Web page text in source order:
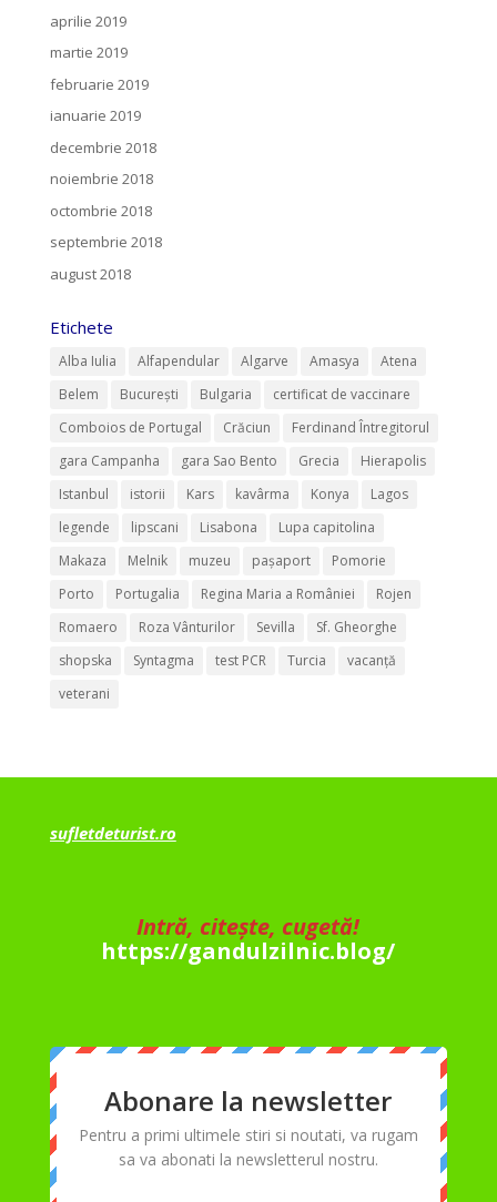
aprilie 2019
martie 2019
februarie 2019
ianuarie 2019
decembrie 2018
noiembrie 2018
octombrie 2018
septembrie 2018
august 2018
Etichete
Alba Iulia Alfapendular Algarve Amasya
Atena
Belem
București Bulgaria
certificat de vaccinare
Comboios de Portugal
Crăciun
Ferdinand Întregitorul
gara Campanha
gara Sao Bento Grecia
Hierapolis
Istanbul
istorii Kars kavârma Konya
Lagos
legende
lipscani Lisabona
Lupa capitolina
Makaza
Melnik muzeu pașaport
Pomorie
Porto
Portugalia Regina Maria a României
Rojen
Romaero
Roza Vânturilor Sevilla
Sf. Gheorghe
shopska
Syntagma test PCR Turcia
vacanță
veterani
sufletdeturist.ro
Intră, citește, cugetă!
https://gandulzilnic.blog/
Abonare la newsletter
Pentru a primi ultimele stiri si noutati, va rugam
sa va abonati la newsletterul nostru.